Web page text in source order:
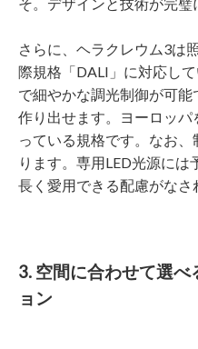
そ。デザインと技術が完璧
さらに、ヘラクレウム3は
際規格「DALI」に対応し
で細やかな調光制御が可
作り出せます。ヨーロッパ
っている規格です。なお
ります。専用LED光源には
長く愛用できる配慮がなさ
3. 空間に合わせて選
ョン